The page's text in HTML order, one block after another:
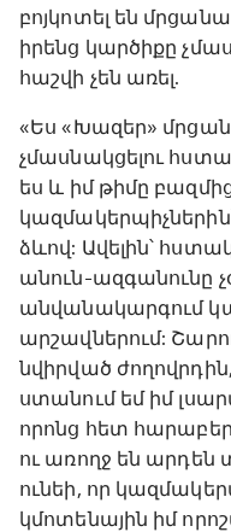
բոյկոտել են
իրենց կարծիքը
հաշվի չեն առել.
«Ես «Խազեր»
չմասնակցելու
ես և իմ թիմը
ձևով: Ավելին՝
անուն-ազգանունը
անվանակարգում
արշավներում:
նվիրված
ստանում եմ իմ
որոնց հետ
ու առողջ են արդեն
ունեի, որ
կմոտենային իմ